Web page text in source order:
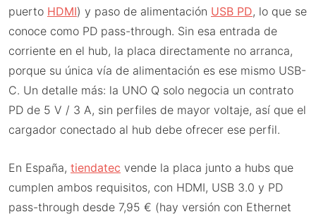
puerto HDMI) y paso de alimentación USB PD, lo que se
conoce como PD pass-through. Sin esa entrada de
corriente en el hub, la placa directamente no arranca,
porque su única vía de alimentación es ese mismo USB-
C. Un detalle más: la UNO Q solo negocia un contrato
PD de 5 V / 3 A, sin perfiles de mayor voltaje, así que el
cargador conectado al hub debe ofrecer ese perfil.
En España, tiendatec vende la placa junto a hubs que
cumplen ambos requisitos, con HDMI, USB 3.0 y PD
pass-through desde 7,95 € (hay versión con Ethernet